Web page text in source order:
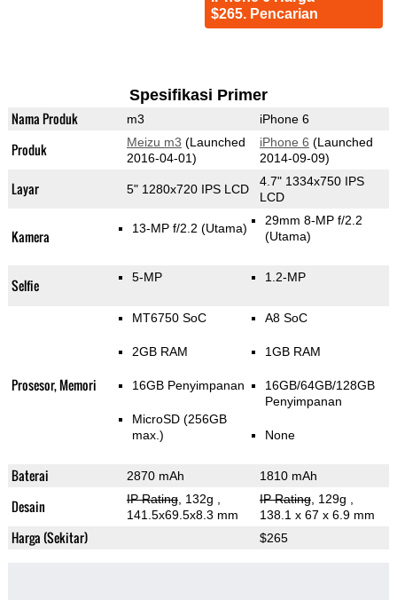
$265. Pencarian
Spesifikasi Primer
Nama Produk m3 iPhone 6
Produk Meizu m3 (Launched
2016-04-01)
iPhone 6 (Launched
2014-09-09)
Layar 5" 1280x720 IPS LCD
4.7" 1334x750 IPS
LCD
Kamera 13-MP f/2.2 (Utama)
29mm 8-MP f/2.2
(Utama)
Selfie 5-MP 1.2-MP
Prosesor, Memori
MT6750 SoC
2GB RAM
16GB Penyimpanan
MicroSD (256GB
max.)
A8 SoC
1GB RAM
16GB/64GB/128GB
Penyimpanan
None
Baterai 2870 mAh 1810 mAh
Desain IP Rating, 132g
141.5x69.5x8.3 mm
IP Rating, 129g
138.1 x 67 x 6.9 mm
Harga (Sekitar) $265